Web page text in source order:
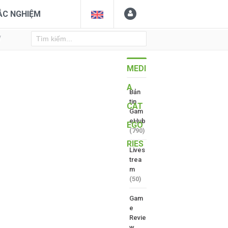
NGHIỆM
MEDI
A
CAT
EGO
RIES
Bản
tin
Gam
eHub
(790)
Lives
trea
m
(50)
Gam
e
Revie